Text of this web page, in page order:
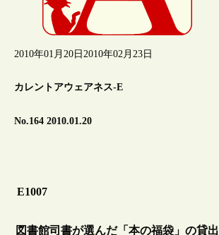
2010年01月20日 2010年02月23日
カレントアウェアネス-E
No.164 2010.01.20
E1007
図書館司書が選んだ「本の福袋」の貸出